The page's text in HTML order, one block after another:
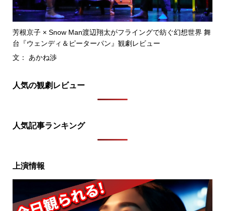
芳根京子 × Snow Man渡辺翔太がフライングで紡ぐ幻想世界 舞
台『ウェンディ＆ピーターパン』観劇レビュー
文： あかね渉
人気の観劇レビュー
人気記事ランキング
上演情報